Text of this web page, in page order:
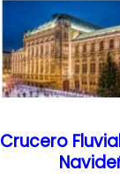
Crucero